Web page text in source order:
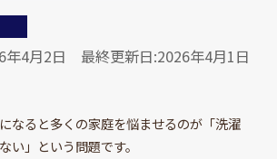
年4月2日 最終更新日:2026年4月1日
なると多くの家庭を悩ませるのが「洗濯
い」という問題です。